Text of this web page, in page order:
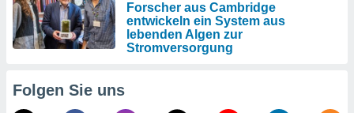
Forscher aus Cambridge
entwickeln ein System aus
lebenden Algen zur
Stromversorgung
Folgen Sie uns